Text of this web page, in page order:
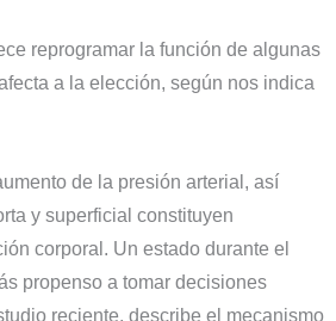
reprogramar la función de algunas
a la elección, según nos indica
de la presión arterial, así
y superficial constituyen
corporal. Un estado durante el
propenso a tomar decisiones
reciente, describe el mecanismo